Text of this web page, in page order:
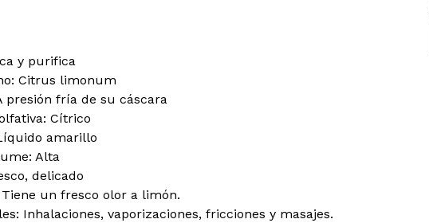
y purifica
Citrus limonum
presión fría de su cáscara
Cítrico
amarillo
Alta
delicado
un fresco olor a limón.
Inhalaciones, vaporizaciones, fricciones y masajes.